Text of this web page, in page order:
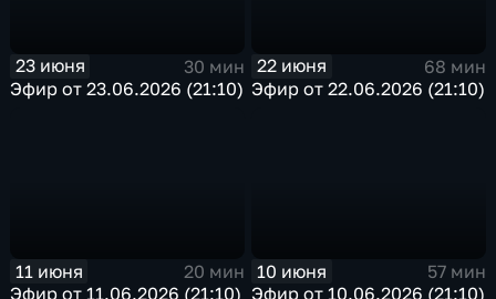
23 июня
30 мин
Эфир от 23.06.2026 (21:10)
22 июня
68 мин
Эфир от 22.06.2026 (21:10)
11 июня
20 мин
Эфир от 11.06.2026 (21:10)
10 июня
57 мин
Эфир от 10.06.2026 (21:10)